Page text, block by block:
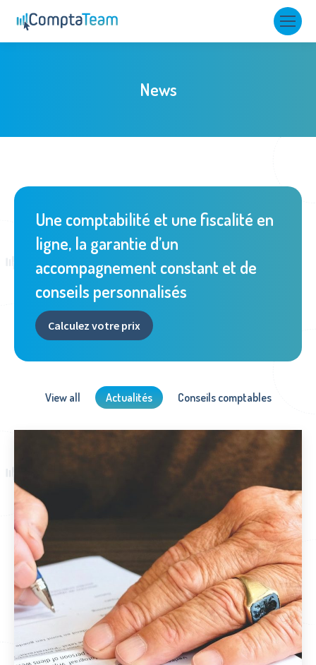
News
Une comptabilité et une fiscalité en
ligne, la garantie d’un
accompagnement constant et de
conseils personnalisés
Calculez votre prix
View all Actualités Conseils comptables